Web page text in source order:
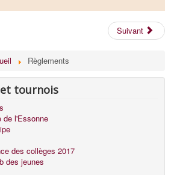
Suivant
Règlements
tournois
de l'Essonne
des collèges 2017
des jeunes